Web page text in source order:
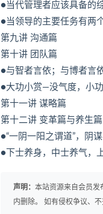
●当代管理者应该具备的
●当领导的主要任务有两
第九讲 沟通篇
第十讲 团队篇
●与智者言依；与博者言
●大功小赏—没气度，小
第十一讲 谋略篇
第十二讲 变革篇与养生篇
●“一阴一阳之谓道”，阴
●下士养身，中士养气，
声明： 本站资源来自会员发
内删除。 如有侵权争议、